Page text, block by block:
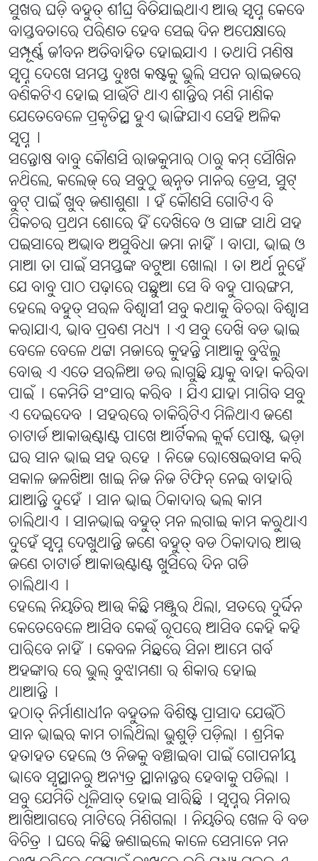
ସୁଖର ଘଡ଼ି ବହୁତ୍ ଶୀଘ୍ର ବିତିଯାଇଥାଏ ଆଉ ସ୍ୱପ୍ନ କେବେ
ବାସ୍ତବତାରେ ପରିଣତ ହେବ ସେଇ ଦିନ ଅପେକ୍ଷାରେ
ସମ୍ପୂର୍ଣ୍ଣ ଜୀବନ ଅତିବାହିତ ହୋଇଯାଏ୤ ତଥାପି ମଣିଷ
ସ୍ୱପ୍ନ ଦେଖେ ସମସ୍ତ ଦୁଃଖ କଷ୍ଟକୁ ଭୁଲି ସପନ ରାଇଜରେ
ବଣିକଟିଏ ହୋଇ ସାଉଁଟି ଥାଏ ଶାନ୍ତିର ମଣି ମାଣିକ
ଯେତେବେଳେ ପ୍ରକୃତିସ୍ଥ ହୁଏ ଭାଙ୍ଗିଯାଏ ସେହି ଅଳିକ
ସ୍ୱପ୍ନ୤
ସନ୍ତୋଷ ବାବୁ କୌଣସି ରାଜକୁମାର ଠାରୁ କମ୍ ସୌଖିନ
ନଥିଲେ, କଲେଜ୍ ରେ ସବୁଠୁ ଉନ୍ନତ ମାନର ଡ୍ରେସ, ସୁଟ୍
ବୁଟ୍ ପାଇଁ ଖୁବ୍ ଜଣାଶୁଣା୤ ହଁ କୌଣସି ଗୋଟିଏ ବି
ପିକଚର ପ୍ରଥମ ଶୋରେ ହିଁ ଦେଖିବେ ଓ ସାଙ୍ଗ ସାଥି ସହ
ପଇସାରେ ଅଭାବ ଅସୁବିଧା ଜମା ନାହିଁ୤ ବାପା, ଭାଇ ଓ
ମାଆ ତା ପାଇଁ ସମସ୍ତଙ୍କ ବଟୁଆ ଖୋଲା୤ ତା ଅର୍ଥ ନୁହେଁ
ଯେ ବାବୁ ପାଠ ପଢ଼ାରେ ପଛୁଆ ସେ ବି ବହୁ ପାରଙ୍ଗମ,
ହେଲେ ବହୁତ୍ ସରଳ ବିଶ୍ୱାସୀ ସବୁ କଥାକୁ ବିଚରା ବିଶ୍ୱାସ
କରାଯାଏ, ଭାବ ପ୍ରବଣ ମଧ୍ୟ୤ ଏ ସବୁ ଦେଖି ବଡ ଭାଇ
ବେଳେ ବେଳେ ଥଟ୍ଟା ମଜାରେ କୁହନ୍ତି ମାଆକୁ ବୁଝିଲୁ
ବୋଉ ଏ ଏତେ ସରଳିଆ ଡର ଲାଗୁଛି ୟାକୁ ବାହା କରିବା
ପାଇଁ୤ କେମିତି ସଂସାର କରିବ୤ ଯିଏ ଯାହା ମାଗିବ ସବୁ
ଏ ଦେଇଦେବ୤ ସହରରେ ଚାକିରିଟିଏ ମିଳିଥାଏ ଜଣେ
ଚାଟାର୍ଡ ଆକାଉଣ୍ଟାଣ୍ଟ ପାଖେ ଆର୍ଟିକଲ କ୍ଲର୍କ ପୋଷ୍ଟ, ଭଡ଼ା
ଘର ସାନ ଭାଇ ସହ ରହେ୤ ନିଜେ ରୋଷେଇବାସ କରି
ସକାଳ ଜଳଖିଆ ଖାଇ ନିଜ ନିଜ ଟିଫିନ୍ ନେଇ ବାହାରି
ଯାଆନ୍ତି ଦୁହେଁ୤ ସାନ ଭାଇ ଠିକାଦାର ଭଲ କାମ
ଚାଲିଥାଏ୤ ସାନଭାଇ ବହୁତ୍ ମନ ଲଗାଇ କାମ କରୁଥାଏ
ଦୁହେଁ ସ୍ୱପ୍ନ ଦେଖୁଥାନ୍ତି ଜଣେ ବହୁତ୍ ବଡ ଠିକାଦାର ଆଉ
ଜଣେ ଚାଟାର୍ଡ ଆକାଉଣ୍ଟାଣ୍ଟ ଖୁସିରେ ଦିନ ଗଡି
ଚାଲିଥାଏ୤
ହେଲେ ନିୟତିର ଆଉ କିଛି ମଞ୍ଜୁର ଥିଲା, ସତରେ ଦୁର୍ଦ୍ଦିନ
କେତେବେଳେ ଆସିବ କେଉଁ ରୂପରେ ଆସିବ କେହି କହି
ପାରିବେ ନାହିଁ୤ କେବଳ ମିଛରେ ସିନା ଆମେ ଗର୍ବ
ଅହଙ୍କାର ରେ ଭୁଲ୍ ବୁଝାମଣା ର ଶିକାର ହୋଇ
ଥାଆନ୍ତି୤
ହଠାତ୍ ନିର୍ମାଣାଧୀନ ବହୁତଳ ବିଶିଷ୍ଟ ପ୍ରାସାଦ ଯେଉଁଠି
ସାନ ଭାଇର କାମ ଚାଲିଥିଲା ଭୁଶୁଡ଼ି ପଡ଼ିଲା୤ ଶ୍ରମିକ
ହତାହତ ହେଲେ ଓ ନିଜକୁ ବଞ୍ଚାଇବା ପାଇଁ ଗୋପନୀୟ
ଭାବେ ସ୍ବସ୍ଥାନରୁ ଅନ୍ୟତ୍ର ସ୍ଥାନାନ୍ତର ହେବାକୁ ପଡିଲା୤
ସବୁ ଯେମିତି ଧୂଳିସାତ୍ ହୋଇ ସାରିଛି୤ ସ୍ୱପ୍ନର ମିନାର
ଆଖିଆଗରେ ମାଟିରେ ମିଶିଗଲା୤ ନିୟତିର ଖେଳ ବି ବଡ
ବିଚିତ୍ର୤ ଘରେ କିଛି ଜଣାଇଲେ କାଳେ ସେମାନେ ମନ